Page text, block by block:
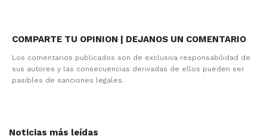
COMPARTE TU OPINION | DEJANOS UN COMENTARIO
Los comentarios publicados son de exclusiva responsabilidad de
sus autores y las consecuencias derivadas de ellos pueden ser
pasibles de sanciones legales.
Noticias más leídas